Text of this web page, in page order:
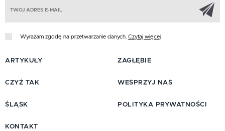
Wyrażam zgodę na przetwarzanie danych. Czytaj więcej
ARTYKUŁY
CZYŻ TAK
ŚLĄSK
ZAGŁĘBIE
WESPRZYJ NAS
POLITYKA PRYWATNOŚCI
KONTAKT